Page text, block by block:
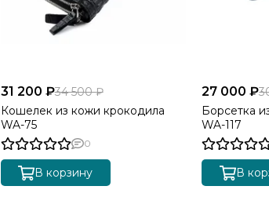
31 200 ₽34 500 ₽
Кошелек из кожи крокодила
WA-75
0
В корзину
27 000 ₽
Борсетка
WA-117
В